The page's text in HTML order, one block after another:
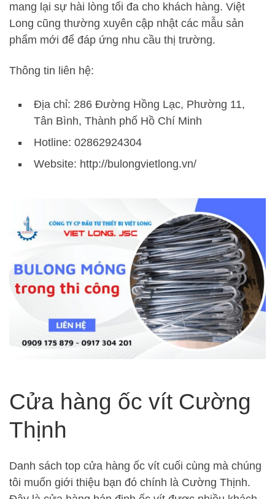
mang lại sự hài lòng tối đa cho khách hàng. Việt
Long cũng thường xuyên cập nhật các mẫu sản
phẩm mới để đáp ứng nhu cầu thị trường.
Thông tin liên hệ:
Địa chỉ: 286 Đường Hồng Lạc, Phường 11,
Tân Bình, Thành phố Hồ Chí Minh
Hotline: 02862924304
Website: http://bulongvietlong.vn/
Cửa hàng ốc vít Cường
Thịnh
Danh sách top cửa hàng ốc vít cuối cùng mà chúng
tôi muốn giới thiệu bạn đó chính là Cường Thịnh.